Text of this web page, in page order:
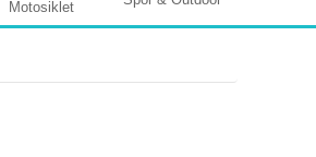
Motosiklet